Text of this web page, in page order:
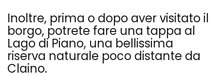
Inoltre, prima o dopo aver visitato il
borgo, potrete fare una tappa al
Lago di Piano, una bellissima
riserva naturale poco distante da
Claino.